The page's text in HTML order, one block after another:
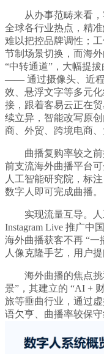
从办事范畴来看，
全球各行业热点，精
难以把控品牌调性；
节制场景切换，而海
“中转通道”，大幅提
—— 通过摄像头、近程
效、悬浮文字等多元
接，跟着客易云正在
续立异，智能改写原
商、外贸、跨境电商
曲播复购率较之前
前支流海外曲播平台
人工智能研究院，标
数字人即可完成曲播。
实现流量互导。人
Instagram Live 推广中
海外曲播获客不再 “一
人像克隆手艺，用户
海外曲播的焦点挑
景”，其建立的 “AI +
旅等垂曲行业，通过
语欠亨、曲播率较保守